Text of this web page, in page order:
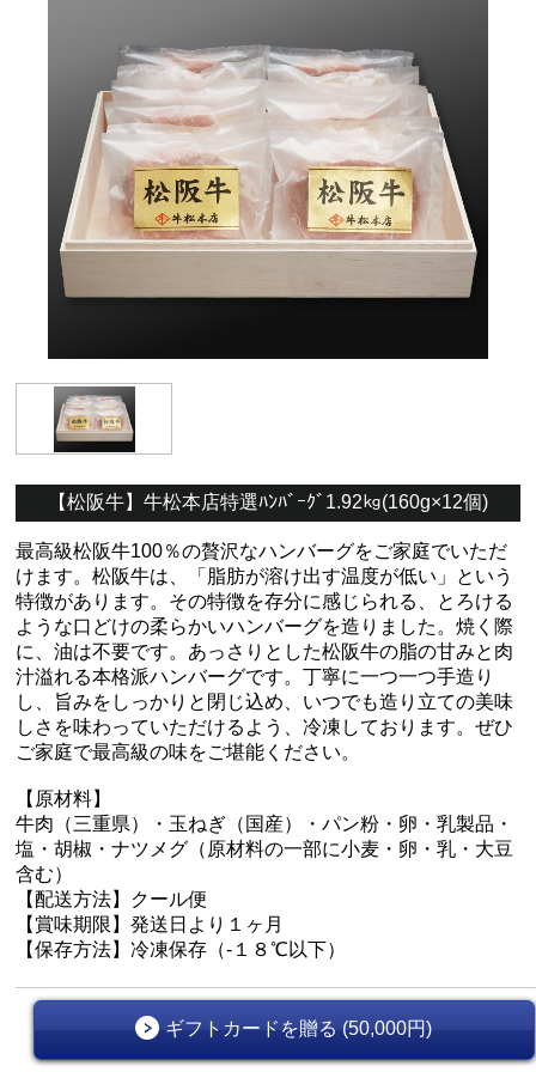
【松阪牛】牛松本店特選ﾊﾝﾊﾞｰｸﾞ1.92㎏(160g×12個)
最高級松阪牛100％の贅沢なハンバーグをご家庭でいただ
けます。松阪牛は、「脂肪が溶け出す温度が低い」という
特徴があります。その特徴を存分に感じられる、とろける
ような口どけの柔らかいハンバーグを造りました。焼く際
に、油は不要です。あっさりとした松阪牛の脂の甘みと肉
汁溢れる本格派ハンバーグです。丁寧に一つ一つ手造り
し、旨みをしっかりと閉じ込め、いつでも造り立ての美味
しさを味わっていただけるよう、冷凍しております。ぜひ
ご家庭で最高級の味をご堪能ください。
【原材料】
牛肉（三重県）・玉ねぎ（国産）・パン粉・卵・乳製品・
塩・胡椒・ナツメグ（原材料の一部に小麦・卵・乳・大豆
含む）
【配送方法】クール便
【賞味期限】発送日より１ヶ月
【保存方法】冷凍保存（-１８℃以下）
ギフトカードを贈る (50,000円)